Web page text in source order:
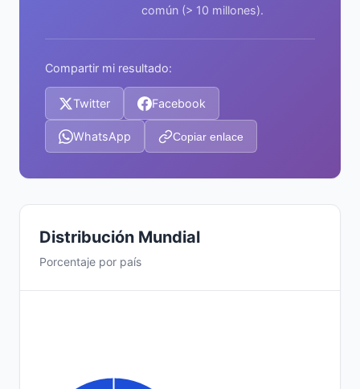
común (> 10 millones).
Compartir mi resultado:
Twitter Facebook
WhatsApp Copiar enlace
Distribución Mundial
Porcentaje por país